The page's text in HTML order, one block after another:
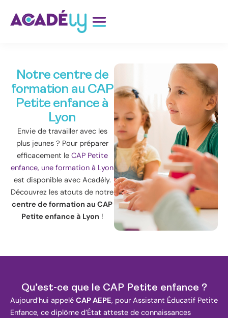
Notre centre de
formation au CAP
Petite enfance à
Lyon
Envie de travailler avec les
plus jeunes ? Pour préparer
efficacement le CAP Petite
enfance, une formation à Lyon
est disponible avec Acadély.
Découvrez les atouts de notre
centre de formation au CAP
Petite enfance à Lyon !
Qu’est-ce que le CAP Petite enfance ?
Aujourd’hui appelé CAP AEPE, pour Assistant Éducatif Petite
Enfance, ce diplôme d’État atteste de connaissances